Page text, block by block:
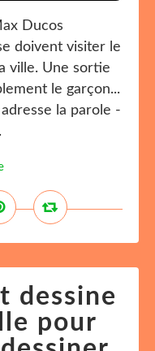
Ducos
doivent visiter le
ville. Une sortie
le garçon...
la parole -
dessine
pour